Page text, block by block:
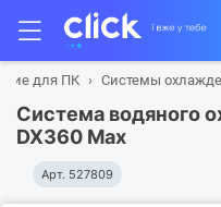
для ПК Системы
Система водяного
DX360 Max
Арт. 527809